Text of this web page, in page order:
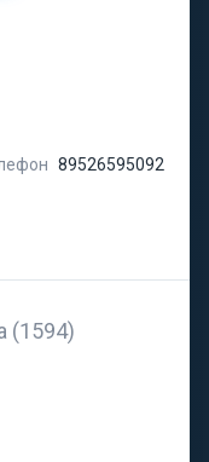
89526595092
(1594)